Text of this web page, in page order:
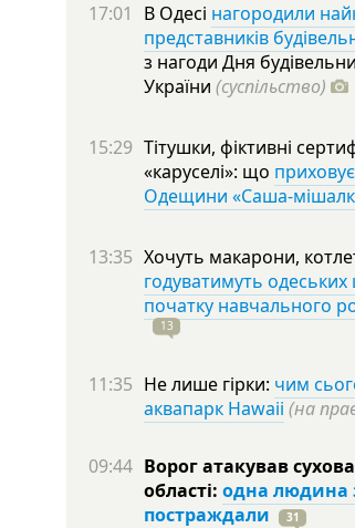
17:01 В Одесі нагородили
представників
з нагоди Дня
України (суспільство)
15:29 Тітушки, фіктивні
«каруселі»: що
Одещини «Саша-
13:35 Хочуть макарони,
годуватимуть одеських
початку навчального
13
11:35 Не лише гірки: чим
аквапарк Hawaii (на
09:44 Ворог атакував
області: одна людина
постраждали
31